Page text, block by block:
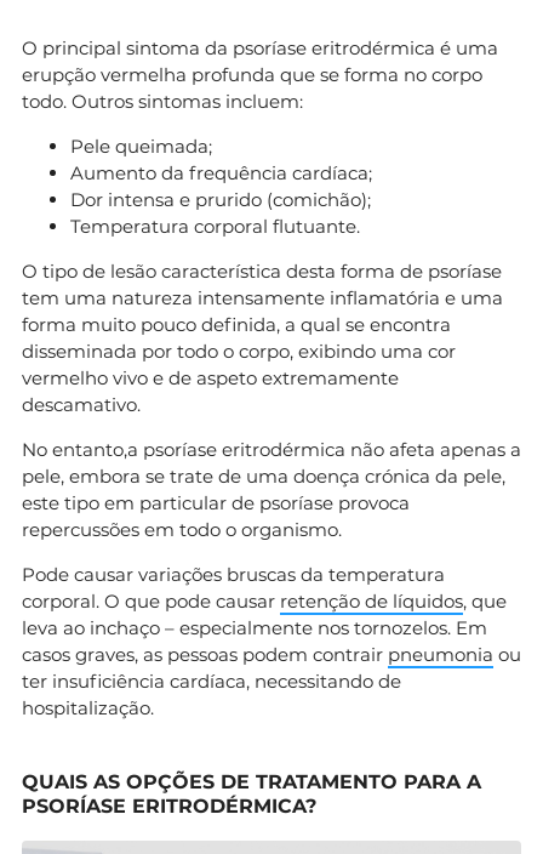
O principal sintoma da psoríase eritrodérmica é uma
erupção vermelha profunda que se forma no corpo
todo. Outros sintomas incluem:
Pele queimada;
Aumento da frequência cardíaca;
Dor intensa e prurido (comichão);
Temperatura corporal flutuante.
O tipo de lesão característica desta forma de psoríase
tem uma natureza intensamente inflamatória e uma
forma muito pouco definida, a qual se encontra
disseminada por todo o corpo, exibindo uma cor
vermelho vivo e de aspeto extremamente
descamativo.
No entanto,a psoríase eritrodérmica não afeta apenas a
pele, embora se trate de uma doença crónica da pele,
este tipo em particular de psoríase provoca
repercussões em todo o organismo.
Pode causar variações bruscas da temperatura
corporal. O que pode causar retenção de líquidos, que
leva ao inchaço – especialmente nos tornozelos. Em
casos graves, as pessoas podem contrair pneumonia ou
ter insuficiência cardíaca, necessitando de
hospitalização.
QUAIS AS OPÇÕES DE TRATAMENTO PARA A
PSORÍASE ERITRODÉRMICA?